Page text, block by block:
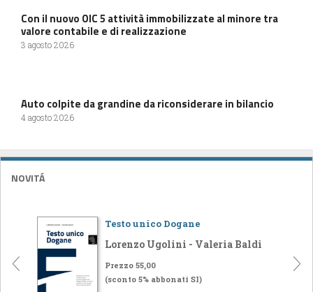
Con il nuovo OIC 5 attività immobilizzate al minore tra
valore contabile e di realizzazione
3 agosto 2026
Auto colpite da grandine da riconsiderare in bilancio
4 agosto 2026
NOVITÁ
Testo unico Dogane
Lorenzo Ugolini - Valeria Baldi
Prezzo 55,00
(sconto 5% abbonati SI)